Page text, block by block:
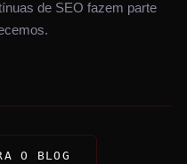
de SEO fazem parte
O BLOG